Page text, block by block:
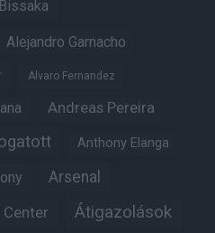
Alejandro Garnacho
Alvaro Fernandez
Andreas Pereira
Anthony Elanga
Arsenal
Átigazolások